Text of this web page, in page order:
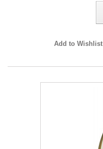
Add to Wishlist